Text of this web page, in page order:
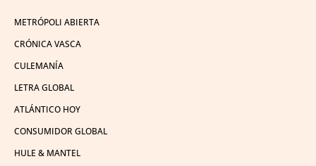
METRÓPOLI ABIERTA
CRÓNICA VASCA
CULEMANÍA
LETRA GLOBAL
ATLÁNTICO HOY
CONSUMIDOR GLOBAL
HULE & MANTEL